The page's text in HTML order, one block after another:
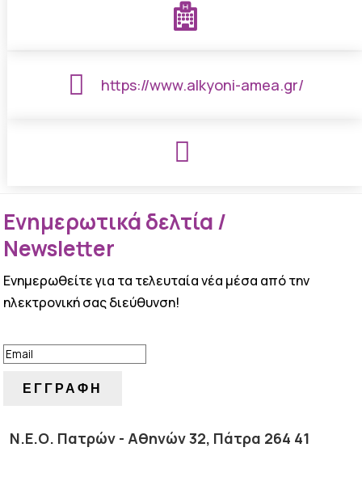

 https://www.alkyoni-amea.gr/

Ενημερωτικά δελτία /
Newsletter
Ενημερωθείτε για τα τελευταία νέα μέσα από την
ηλεκτρονική σας διεύθυνση!
ΕΓΓΡΑΦΗ
Ν.Ε.Ο. Πατρών - Αθηνών 32, Πάτρα 264 41